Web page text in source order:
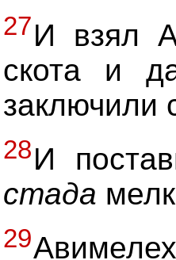
27И взял
скота и
заключили
28И
стада
29